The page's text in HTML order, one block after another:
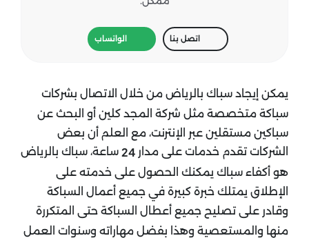
اتصل بنا الواتساب
يمكن إيجاد سباك بالرياض من خلال الاتصال بشركات
سباكة متخصصة مثل شركة المجد كلين أو البحث عن
سباكين مستقلين عبر الإنترنت، مع العلم أن بعض
الشركات تقدم خدمات على مدار 24 ساعة، سباك بالرياض
هو أكفاء سباك يمكنك الحصول على خدمته على
الإطلاق يمتلك خبرة كبيرة في جميع أعمال السباكة
وقادر على تصليح جميع أعطال السباكة حتى المتكررة
منها والمستعصية وهذا بفضل مهاراته وسنوات العمل